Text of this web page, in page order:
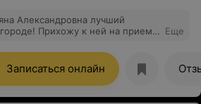
Александровна лучший
Прихожу к ней на прием
выслушает, все подробно
и ответит на все мои вопросы.
Еще
Записаться онлайн